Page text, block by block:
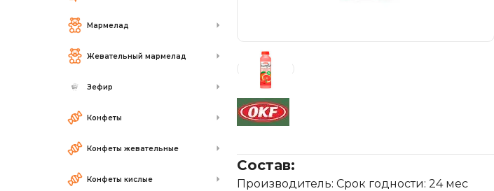
Мармелад
Жевательный мармелад
Зефир
Конфеты
Конфеты жевательные
Конфеты кислые
Состав:
Производитель: Срок годности: 24 мес